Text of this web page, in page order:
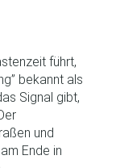
führt,
bekannt als
Signal gibt,
und
Ende in